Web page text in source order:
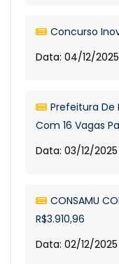
Concurso
Data: 04/12/2025
Prefeitura De
Com 16 Vagas
Data: 03/12/2025
CONSAMU
R$3.910,96
Data: 02/12/2025